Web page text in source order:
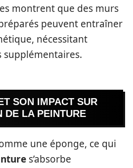
montrent que des murs
peuvent entraîner
nécessitant
supplémentaires.
SON IMPACT SUR
DE LA PEINTURE
une éponge, ce qui
s’absorbe